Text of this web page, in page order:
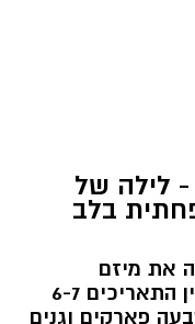
העירונית
עם ארנה
קמפינג בגינה" קיץ 2026 - לילה של
בלב
את מיזם
"קמפינג בגינה" בשני סבבים: בין התאריכים 6-7
בשבעה פארקים וגנים